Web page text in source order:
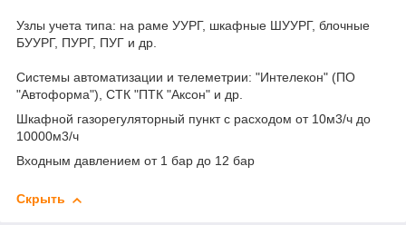
Узлы учета типа: на раме УУРГ, шкафные ШУУРГ, блочные
БУУРГ, ПУРГ, ПУГ и др.
Системы автоматизации и телеметрии: "Интелекон" (ПО
"Автоформа"), СТК "ПТК "Аксон" и др.
Шкафной газорегуляторный пункт с расходом от 10м3/ч до
10000м3/ч
Входным давлением от 1 бар до 12 бар
Скрыть